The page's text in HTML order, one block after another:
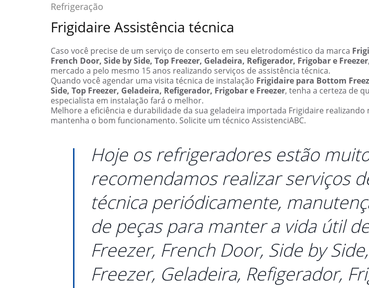
Refrigeração
Frigidaire Assistência técnica
Caso você precise de um serviço de conserto em seu eletrodoméstico da marca
French Door, Side by Side, Top Freezer, Geladeira, Refigerador, Frigobar e Freezer
mercado a pelo mesmo 15 anos realizando serviços de assistência técnica.
Quando você agendar uma visita técnica de instalação Frigidaire para Bottom
Side, Top Freezer, Geladeira, Refigerador, Frigobar e Freezer, tenha a certeza de
especialista em instalação fará o melhor.
Melhore a eficiência e durabilidade da sua geladeira importada Frigidaire
mantenha o bom funcionamento. Solicite um técnico AssistenciABC.
Hoje os refrigeradores estão
recomendamos realizar serviços
técnica periódicamente,
de peças para manter a vida útil
Freezer, French Door, Side by
Freezer, Geladeira, Refigerador,